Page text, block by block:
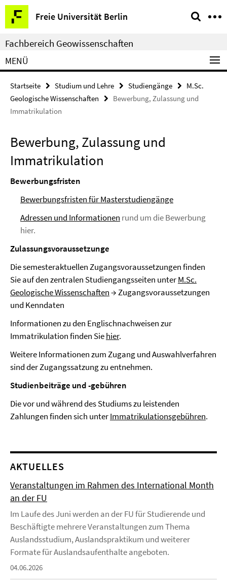
Springe
direkt
zu
Inhalt
Freie Universität Berlin
Service-
Navigation
Fachbereich Geowissenschaften
MENÜ
Startseite Studium und Lehre Studiengänge
M.Sc.
Geologische Wissenschaften
Bewerbung, Zulassung und
Immatrikulation
Bewerbung, Zulassung und
Immatrikulation
Bewerbungsfristen
Bewerbungsfristen für Masterstudiengänge
Adressen und Informationen rund um die Bewerbung
hier.
Zulassungsvoraussetzunge
Die semesteraktuellen Zugangsvoraussetzungen finden
Sie auf den zentralen Studiengangsseiten unterM.Sc.
Geologische Wissenschaften→ Zugangsvoraussetzungen
und Kenndaten
Informationen zu den Englischnachweisen zur
Immatrikulation finden Siehier.
Weitere Informationen zum Zugang und Auswahlverfahren
sind der Zugangssatzung zu entnehmen.
Studienbeiträge und -gebühren
Die vor und während des Studiums zu leistenden
Zahlungen finden sich unterImmatrikulationsgebühren.
AKTUELLES
Veranstaltungen im Rahmen des International Month
an der FU
Im Laufe des Juni werden an der FU für Studierende und
Beschäftigte mehrere Veranstaltungen zum Thema
Auslandsstudium, Auslandspraktikum und weiterer
Formate für Auslandsaufenthalte angeboten.
04.06.2026